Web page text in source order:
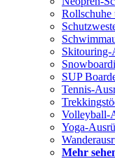
Rollschuhe
Skitouring-
SUP
Tennis-
Volleyball-
Yoga-
Mehr